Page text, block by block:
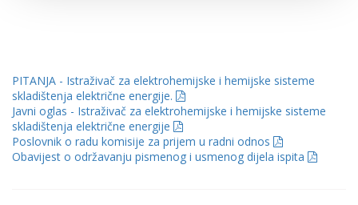
PITANJA - Istraživač za elektrohemijske i hemijske sisteme
skladištenja električne energije.
Javni oglas - Istraživač za elektrohemijske i hemijske sisteme
skladištenja električne energije
Poslovnik o radu komisije za prijem u radni odnos
Obavijest o održavanju pismenog i usmenog dijela ispita